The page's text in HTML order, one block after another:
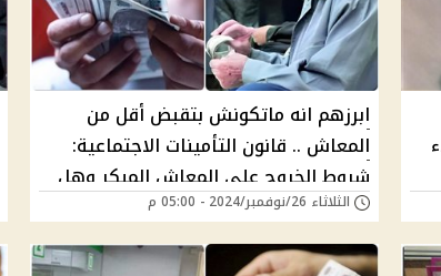
ابرزهم انه ماتكونش بتقبض أقل من
المعاش .. قانون التأمينات الاجتماعية:
شروط الخروج على المعاش المبكر وهل
يمكن العودة للعمل بعد التقاعد؟
الثلاثاء 26/نوفمبر/2024 - 05:00 م